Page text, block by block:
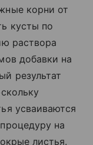
корни от
кусты по
раствора
добавки на
результат
усваиваются
на
листья.